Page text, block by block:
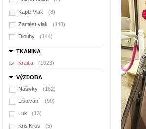
Kaple Vlak (8)
Zamést vlak (143)
Dlouhý (144)
TKANINA
Krajka
(1023)
VýZDOBA
Nášivky
(162)
Lištování (90)
Luk (13)
Kris Kros (5)